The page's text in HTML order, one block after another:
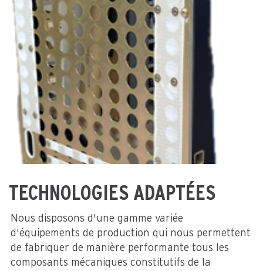
TECHNOLOGIES ADAPTÉES
Nous disposons d'une gamme variée
d'équipements de production qui nous permettent
de fabriquer de manière performante tous les
composants mécaniques constitutifs de la